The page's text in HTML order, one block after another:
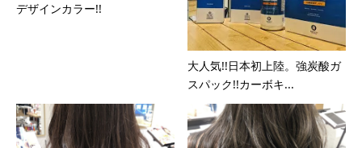
デザインカラー!!
大人気!!日本初上陸。強炭酸ガ
スパック!!カーボキ...